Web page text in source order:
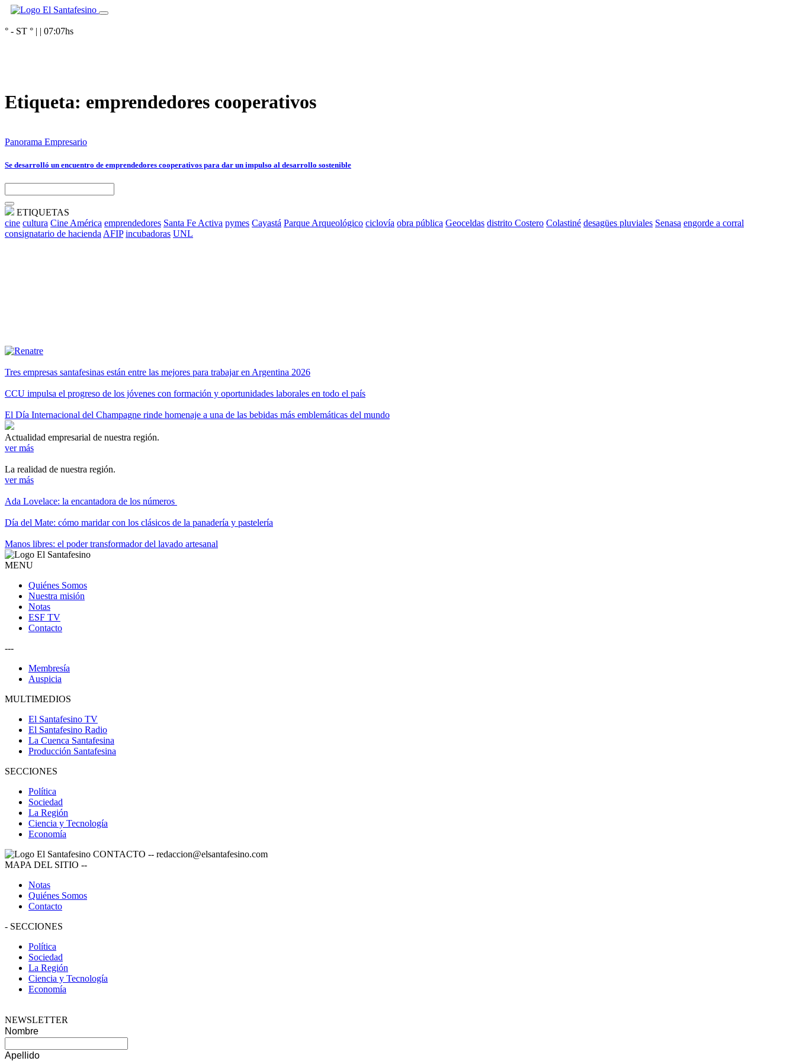
° - ST ° | | 07:07hs
Etiqueta: emprendedores cooperativos
Panorama Empresario
Se desarrolló un encuentro de emprendedores cooperativos para dar un impulso al desarrollo sostenible
ETIQUETAS
cine cultura Cine América emprendedores Santa Fe Activa pymes Cayastá Parque Arqueológico ciclovía obra pública Geoceldas distrito Costero Colastiné desagües pluviales Senasa engorde a corral
consignatario de hacienda AFIP incubadoras UNL
Tres empresas santafesinas están entre las mejores para trabajar en Argentina 2026
CCU impulsa el progreso de los jóvenes con formación y oportunidades laborales en todo el país
El Día Internacional del Champagne rinde homenaje a una de las bebidas más emblemáticas del mundo
Actualidad empresarial de nuestra región.
ver más
La realidad de nuestra región.
ver más
Ada Lovelace: la encantadora de los números
Día del Mate: cómo maridar con los clásicos de la panadería y pastelería
Manos libres: el poder transformador del lavado artesanal
MENU
Quiénes Somos
Nuestra misión
Notas
ESF TV
Contacto
---
Membresía
Auspicia
MULTIMEDIOS
El Santafesino TV
El Santafesino Radio
La Cuenca Santafesina
Producción Santafesina
SECCIONES
Política
Sociedad
La Región
Ciencia y Tecnología
Economía
CONTACTO -- redaccion@elsantafesino.com
MAPA DEL SITIO --
Notas
Quiénes Somos
Contacto
- SECCIONES
Política
Sociedad
La Región
Ciencia y Tecnología
Economía
NEWSLETTER
Nombre
Apellido